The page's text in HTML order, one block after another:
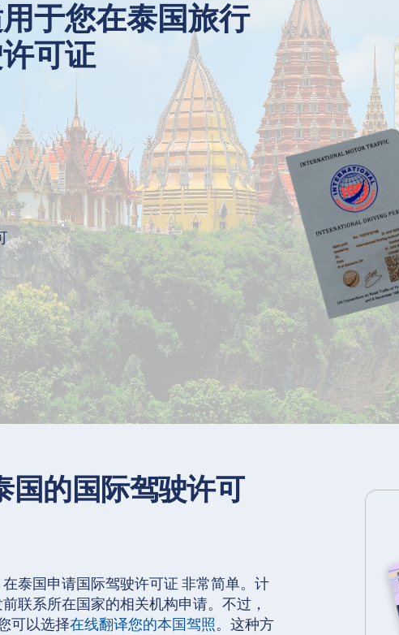
于您在泰国旅行
可证
国的国际驾驶许可
在泰国申请国际驾驶许可证 非常简单。计
联系所在国家的相关机构申请。不过，
可以选择在线翻译您的本国驾照。这种方